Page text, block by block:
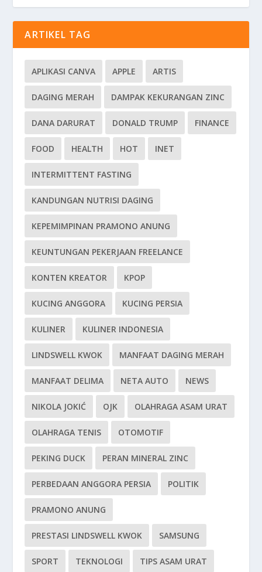
ARTIKEL TAG
APLIKASI CANVA APPLE ARTIS
DAGING MERAH DAMPAK KEKURANGAN ZINC
DANA DARURAT DONALD TRUMP FINANCE
FOOD HEALTH HOT INET
INTERMITTENT FASTING
KANDUNGAN NUTRISI DAGING
KEPEMIMPINAN PRAMONO ANUNG
KEUNTUNGAN PEKERJAAN FREELANCE
KONTEN KREATOR KPOP
KUCING ANGGORA KUCING PERSIA
KULINER KULINER INDONESIA
LINDSWELL KWOK MANFAAT DAGING MERAH
MANFAAT DELIMA NETA AUTO NEWS
NIKOLA JOKIĆ OJK OLAHRAGA ASAM URAT
OLAHRAGA TENIS OTOMOTIF
PEKING DUCK PERAN MINERAL ZINC
PERBEDAAN ANGGORA PERSIA POLITIK
PRAMONO ANUNG
PRESTASI LINDSWELL KWOK SAMSUNG
SPORT TEKNOLOGI TIPS ASAM URAT